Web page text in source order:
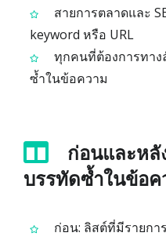
สายการตลาดและ
keyword หรือ URL
ทุกคนที่ต้องการทาง
ซ้ำในข้อความ
ก่อนและหลั
บรรทัดซ้ำในข้อค
ก่อน: ลิสต์ที่มีรายกา